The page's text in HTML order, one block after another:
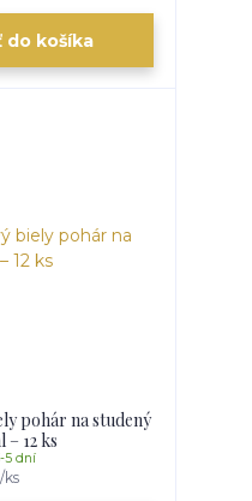
do košíka
pohár na studený
– 12 ks
/ks
5 dní